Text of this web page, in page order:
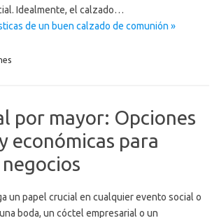
Idealmente, el calzado…
de un buen calzado de comunión »
por mayor: Opciones
económicas para
un papel crucial en cualquier evento social o
boda, un cóctel empresarial o un